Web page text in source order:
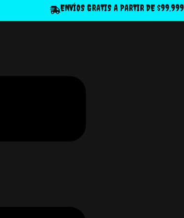
ENVÍOS GRATIS A PARTIR DE $99.999